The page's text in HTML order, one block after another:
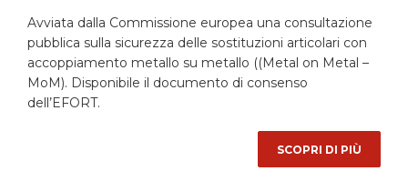
Avviata dalla Commissione europea una consultazione
pubblica sulla sicurezza delle sostituzioni articolari con
accoppiamento metallo su metallo ((Metal on Metal –
MoM). Disponibile il documento di consenso
dell’EFORT.
SCOPRI DI PIÙ